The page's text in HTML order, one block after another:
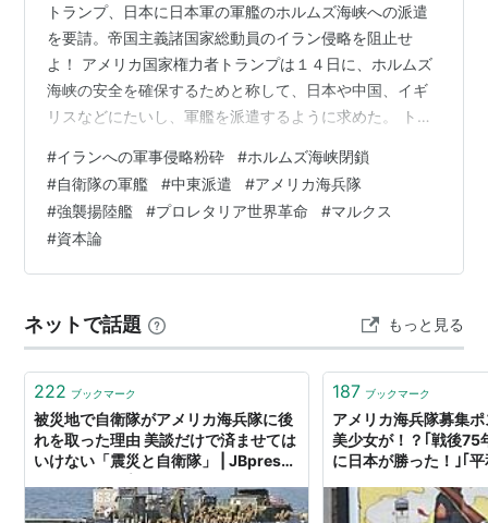
トランプ、日本に日本軍の軍艦のホルムズ海峡への派遣
を要請。帝国主義諸国家総動員のイラン侵略を阻止せ
よ！ アメリカ国家権力者トランプは１４日に、ホルムズ
海峡の安全を確保するためと称して、日本や中国、イギ
リスなどにたいし、軍艦を派遣するように求めた。 トラ
めに、多くの国ぐにはアメリカと連携して軍艦を派遣す
るだろう」と主張し、「封鎖の影響をうける日本や中
国、フランス、イギリス、韓国などがこの地域に艦船を
派遣してくれることを期待している」と呼びかけた。 ま
た、トランプは、「各国が艦船を派遣するまでの間アメ
#イランへの軍事侵略粉砕 #ホルムズ海峡閉鎖
#自衛隊の軍艦 #中東派遣 #アメリカ海兵隊
#強襲揚陸艦 #プロレタリア世界革命 #マルクス
#資本論
ネットで話題 もっと見る
222 ブックマーク
被災地で自衛隊がアメリカ海兵隊に後
れを取った理由 美談だけで済ませては
いけない「震災と自衛隊」 | JBpress
187 ブックマーク
アメリカ海兵隊募集
美少女が！？｢戦後75
に日本が勝った！｣｢